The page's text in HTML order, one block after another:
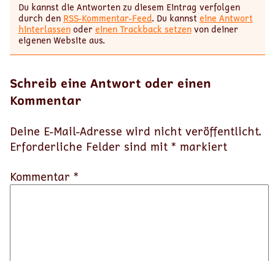
Du kannst die Antworten zu diesem Eintrag verfolgen
durch den RSS-Kommentar-Feed. Du kannsteine Antwort
hinterlassenodereinen Trackback setzenvon deiner
eigenen Website aus.
Schreib eine Antwort oder einen
Kommentar
Deine E-Mail-Adresse wird nicht veröffentlicht.
Erforderliche Felder sind mit * markiert
Kommentar *